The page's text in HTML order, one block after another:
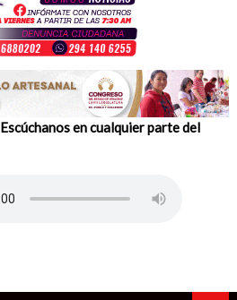
en cualquier parte del